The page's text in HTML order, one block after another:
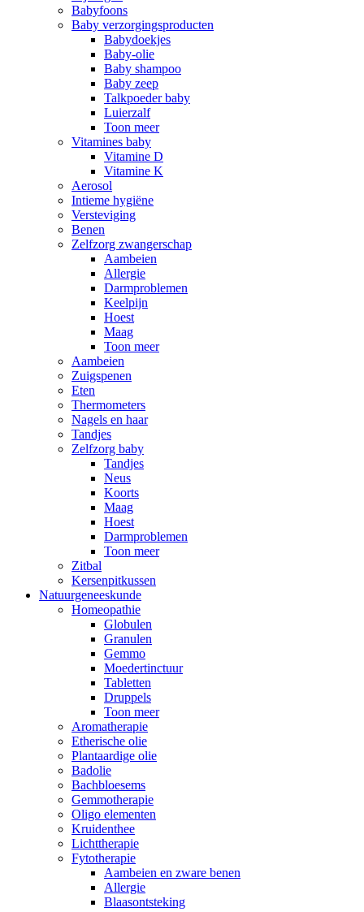
Babyfoons
Baby verzorgingsproducten
Babydoekjes
Baby-olie
Baby shampoo
Baby zeep
Talkpoeder baby
Luierzalf
Toon meer
Vitamines baby
Vitamine D
Vitamine K
Aerosol
Intieme hygiëne
Versteviging
Benen
Zelfzorg zwangerschap
Aambeien
Allergie
Darmproblemen
Keelpijn
Hoest
Maag
Toon meer
Aambeien
Zuigspenen
Eten
Thermometers
Nagels en haar
Tandjes
Zelfzorg baby
Tandjes
Neus
Koorts
Maag
Hoest
Darmproblemen
Toon meer
Zitbal
Kersenpitkussen
Natuurgeneeskunde
Homeopathie
Globulen
Granulen
Gemmo
Moedertinctuur
Tabletten
Druppels
Toon meer
Aromatherapie
Etherische olie
Plantaardige olie
Badolie
Bachbloesems
Gemmotherapie
Oligo elementen
Kruidenthee
Lichttherapie
Fytotherapie
Aambeien en zware benen
Allergie
Blaasontsteking